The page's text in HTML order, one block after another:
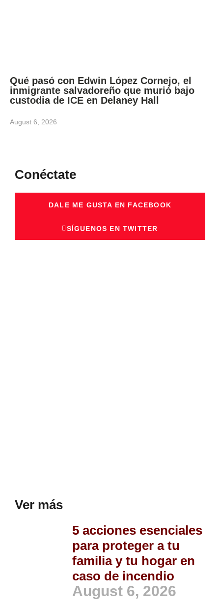
Qué pasó con Edwin López Cornejo, el
inmigrante salvadoreño que murió bajo
custodia de ICE en Delaney Hall
August 6, 2026
Conéctate
DALE ME GUSTA EN FACEBOOK
SÍGUENOS EN TWITTER
Ver más
5 acciones esenciales
para proteger a tu
familia y tu hogar en
caso de incendio
August 6, 2026